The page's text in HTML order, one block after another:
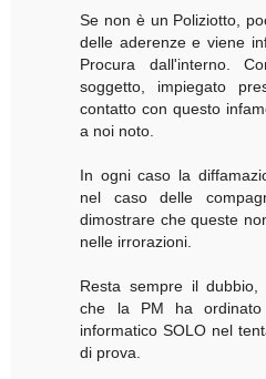
Se non è un Poliziotto,
delle aderenze e viene
Procura dall'interno.
soggetto, impiegato
contatto con questo
a noi noto.
In ogni caso la
nel caso delle
dimostrare che queste
nelle irrorazioni.
Resta sempre il
che la PM ha
informatico SOLO nel
di prova.